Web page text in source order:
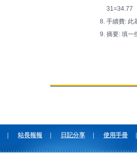
31=34.77
手續費: 此
摘要: 填一
站長報報 日記分享 使用手冊